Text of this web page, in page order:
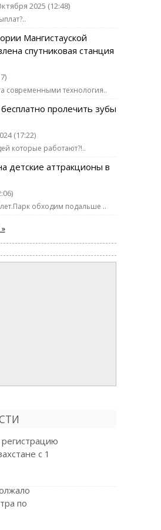
2025 (12:48)
Мангистауской
спутниковая станция
современными технология..
пролечить зубы
(17:22)
которые работают?!..
детские аттракционы в
обходим подальше ..
с 1
по